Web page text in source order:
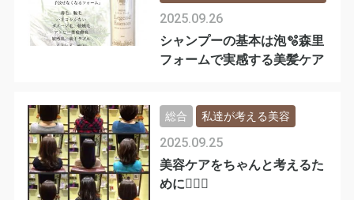
シャンプーの基本は泡🫧森里
フォームで実感する美髪ケア
2025.09.26
美容ケアをちゃんと考えるた
めに💇‍♀️✨
2025.09.25
総合 私達が考える美容